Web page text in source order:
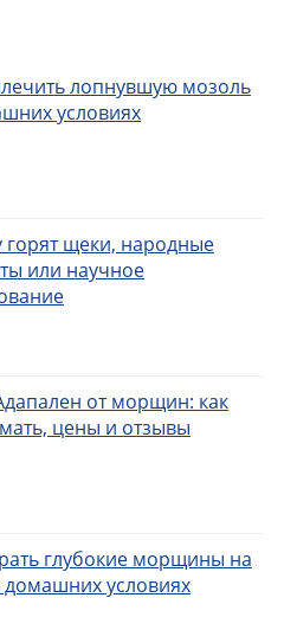
лопнувшую мозоль
условиях
горят щеки, народные
или научное
от морщин: как
цены и отзывы
глубокие морщины на
домашних условиях